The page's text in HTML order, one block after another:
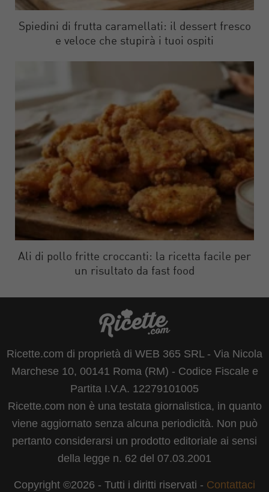
Spiedini di frutta caramellati: il dessert fresco
e veloce che stupirà i tuoi ospiti
Ali di pollo fritte croccanti: la ricetta facile per
un risultato da fast food
Ricette.com di proprietà di WEB 365 SRL - Via Nicola
Marchese 10, 00141 Roma (RM) - Codice Fiscale e
Partita I.V.A. 12279101005
Ricette.com non è una testata giornalistica, in quanto
viene aggiornato senza alcuna periodicità. Non può
pertanto considerarsi un prodotto editoriale ai sensi
della legge n. 62 del 07.03.2001
Copyright ©2026 - Tutti i diritti riservati - Contattaci